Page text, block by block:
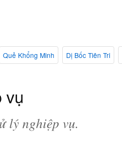
Quẻ Khổng Minh Dị Bốc Tiên Tri
vụ
lý nghiệp vụ.